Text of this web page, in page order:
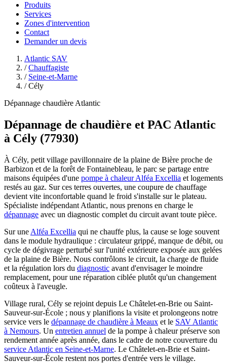
Produits
Services
Zones d'intervention
Contact
Demander un devis
Atlantic SAV
/ Chauffagiste
/ Seine-et-Marne
/ Cély
Dépannage chaudière Atlantic
Dépannage de chaudière et PAC Atlantic
à Cély (77930)
À Cély, petit village pavillonnaire de la plaine de Bière proche de
Barbizon et de la forêt de Fontainebleau, le parc se partage entre
maisons équipées d'une pompe à chaleur Alféa Excellia et logements
restés au gaz. Sur ces terres ouvertes, une coupure de chauffage
devient vite inconfortable quand le froid s'installe sur le plateau.
Spécialiste indépendant Atlantic, nous prenons en charge le
dépannage avec un diagnostic complet du circuit avant toute pièce.
Sur une Alféa Excellia qui ne chauffe plus, la cause se loge souvent
dans le module hydraulique : circulateur grippé, manque de débit, ou
cycle de dégivrage perturbé sur l'unité extérieure exposée aux gelées
de la plaine de Bière. Nous contrôlons le circuit, la charge de fluide
et la régulation lors du diagnostic avant d'envisager le moindre
remplacement, pour une réparation ciblée plutôt qu'un changement
coûteux à l'aveugle.
Village rural, Cély se rejoint depuis Le Châtelet-en-Brie ou Saint-
Sauveur-sur-École ; nous y planifions la visite et prolongeons notre
service vers le dépannage de chaudière à Meaux et le SAV Atlantic
à Nemours. Un entretien annuel de la pompe à chaleur préserve son
rendement année après année, dans le cadre de notre couverture du
service Atlantic en Seine-et-Marne. Le Châtelet-en-Brie et Saint-
Sauveur-sur-École restent nos portes d'entrée vers le village.